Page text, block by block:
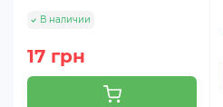
В наличии
17 грн